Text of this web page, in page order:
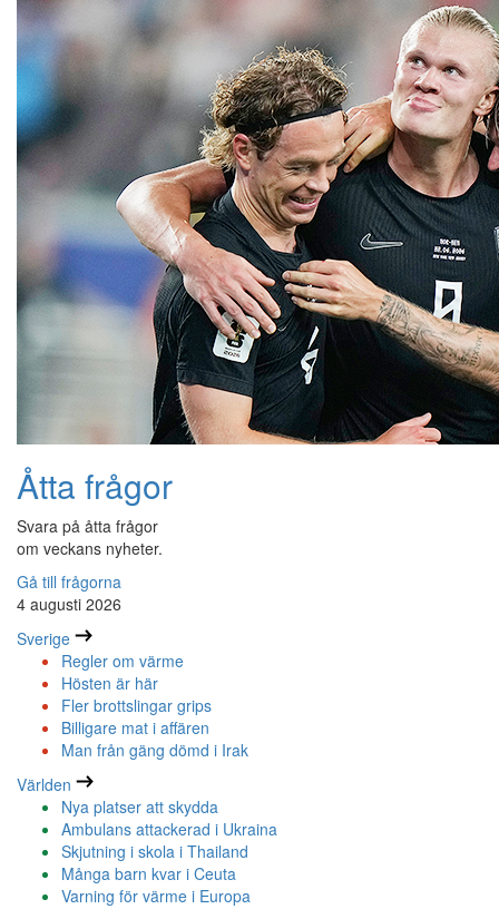
Åtta frågor
Svara på åtta frågor
om veckans nyheter.
Gå till frågorna
4 augusti 2026
Sverige
Regler om värme
Hösten är här
Fler brottslingar grips
Billigare mat i affären
Man från gäng dömd i Irak
Världen
Nya platser att skydda
Ambulans attackerad i Ukraina
Skjutning i skola i Thailand
Många barn kvar i Ceuta
Varning för värme i Europa